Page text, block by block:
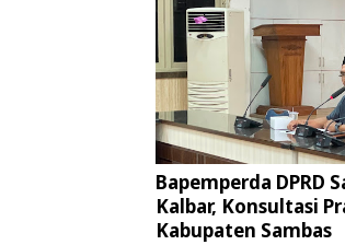
Bapemperda DPRD
Kalbar, Konsultasi
Kabupaten Sambas